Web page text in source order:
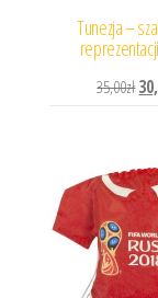
Tunezja –
35,00zł